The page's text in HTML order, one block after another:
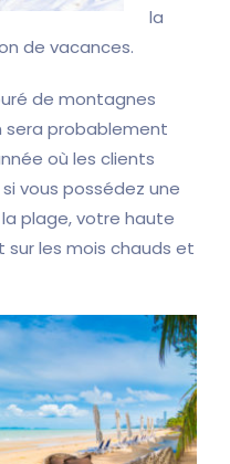
la
de vacances.
de montagnes
sera probablement
où les clients
vous possédez une
plage, votre haute
les mois chauds et